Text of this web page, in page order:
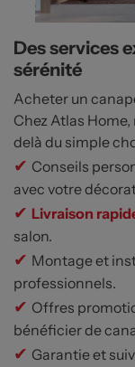
Des services
sérénité
Acheter un
Chez Atlas
delà du simple
✔ Conseils
avec votre
✔ Livraison
salon.
✔ Montage et
professionnels.
✔ Offres
bénéficier de
✔ Garantie et